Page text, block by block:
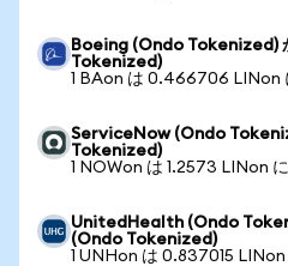
Boeing (Ondo Tokenized)
Tokenized)
1 BAon は 0.466706 LINon
ServiceNow (Ondo
Tokenized)
1 NOWon は 1.2573 LINon
UnitedHealth (Ondo
(Ondo Tokenized)
1 UNHon は 0.837015 LINon